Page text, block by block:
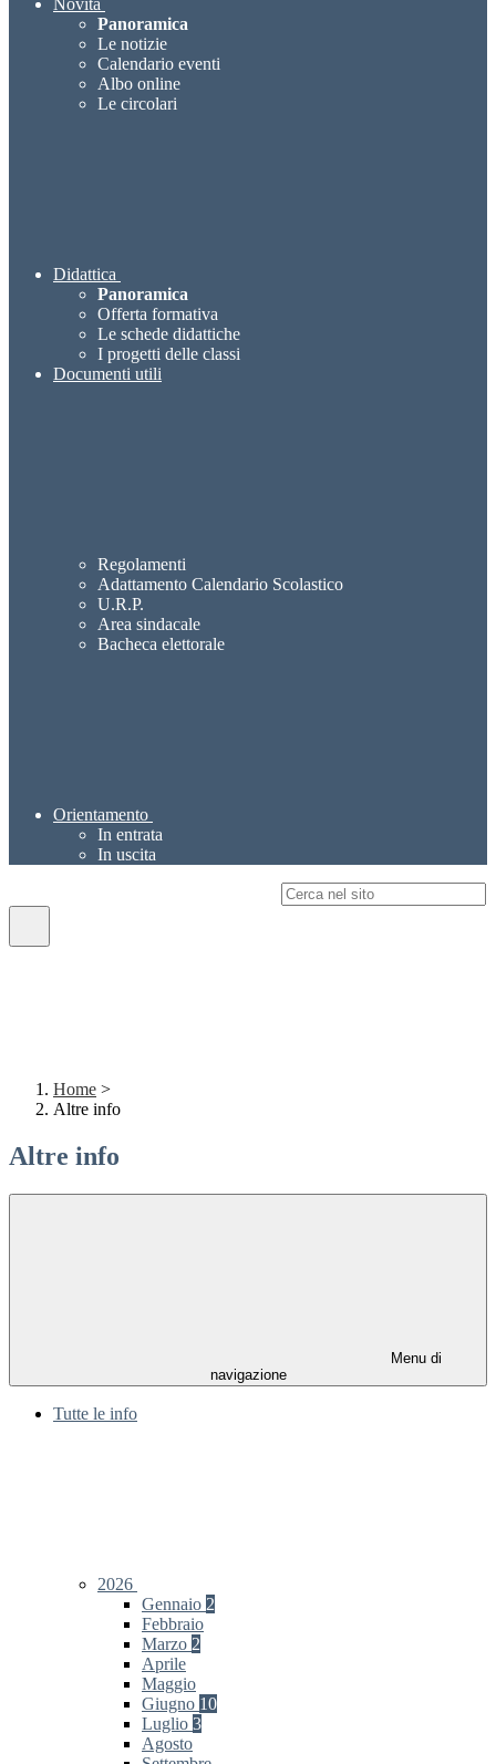
Novità
Panoramica
Le notizie
Calendario eventi
Albo online
Le circolari
Didattica
Panoramica
Offerta formativa
Le schede didattiche
I progetti delle classi
Documenti utili
Regolamenti
Adattamento Calendario Scolastico
U.R.P.
Area sindacale
Bacheca elettorale
Orientamento
In entrata
In uscita
Home >
Altre info
Altre info
Menu di
navigazione
Tutte le info
2026
Gennaio 2
Febbraio
Marzo 2
Aprile
Maggio
Giugno 10
Luglio 3
Agosto